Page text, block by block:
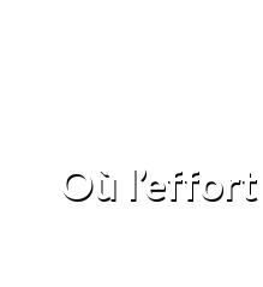
Où l’effort